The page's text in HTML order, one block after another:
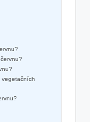
vegetačních